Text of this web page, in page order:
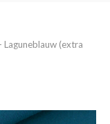
Laguneblauw (extra